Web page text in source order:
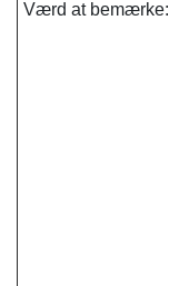
Værd at bemærke: